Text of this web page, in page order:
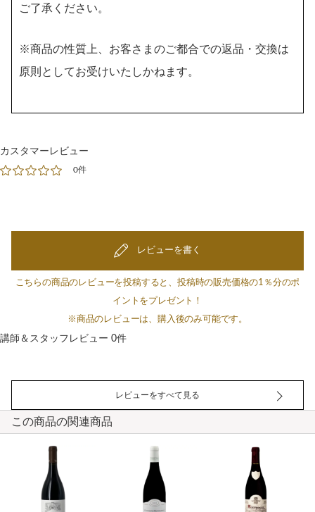
ご了承ください。
※商品の性質上、お客さまのご都合での返品・交換は
原則としてお受けいたしかねます。
カスタマーレビュー
0件
レビューを書く
こちらの商品のレビューを投稿すると、投稿時の販売価格の1％分のポ
イントをプレゼント！
※商品のレビューは、購入後のみ可能です。
講師＆スタッフレビュー 0件
レビューをすべて見る
この商品の関連商品